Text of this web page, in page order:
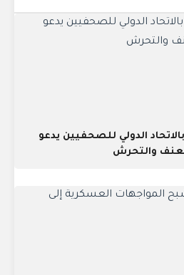
الدولي للصحفيين يدعو
والتحرش